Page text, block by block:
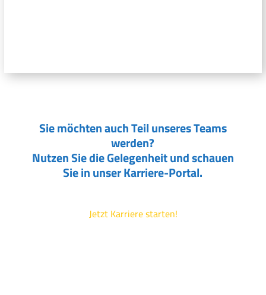
Sie möchten auch Teil unseres Teams
werden?
Nutzen Sie die Gelegenheit und schauen
Sie in unser Karriere-Portal.
Jetzt Karriere starten!